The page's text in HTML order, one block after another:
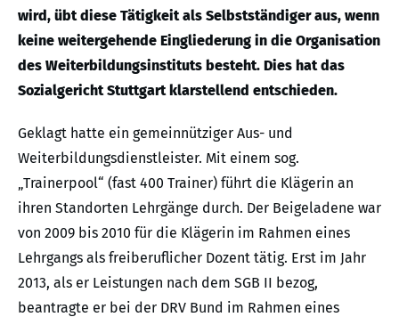
wird, übt diese Tätigkeit als Selbstständiger aus, wenn
keine weitergehende Eingliederung in die Organisation
des Weiterbildungsinstituts besteht. Dies hat das
Sozialgericht Stuttgart klarstellend entschieden.
Geklagt hatte ein gemeinnütziger Aus- und
Weiterbildungsdienstleister. Mit einem sog.
„Trainerpool“ (fast 400 Trainer) führt die Klägerin an
ihren Standorten Lehrgänge durch. Der Beigeladene war
von 2009 bis 2010 für die Klägerin im Rahmen eines
Lehrgangs als freiberuflicher Dozent tätig. Erst im Jahr
2013, als er Leistungen nach dem SGB II bezog,
beantragte er bei der DRV Bund im Rahmen eines